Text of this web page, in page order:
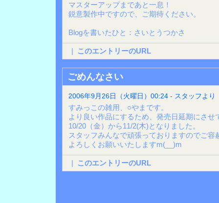
マスターアップまであと一息！
鋭意製作中ですので、ご期待ください。
Blogを書いたひと：さいとうつかさ
| このエントリーのURL
ごめんなさい
2006年9月26日（火曜日）00:24 - スタッフより
すみっこの雑用、○やまです。
より良い作品にするため、発売日延期にさせ
10/20（金）から11/2(木)となりました。
スタッフみんなで頑張っておりますのでご容
よろしくお願いいたしますm(__)m
| このエントリーのURL